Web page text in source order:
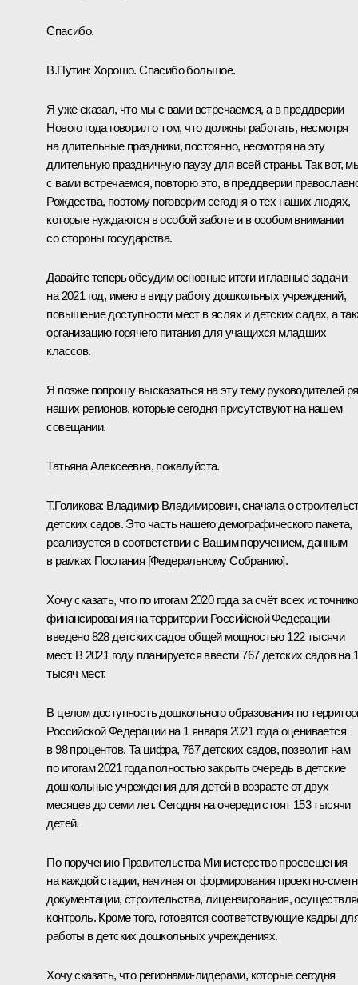
Спасибо.
В.Путин: Хорошо. Спасибо большое.
Я уже сказал, что мы с вами встречаемся, а в преддверии
Нового года говорил о том, что должны работать, несмотря
на длительные праздники, постоянно, несмотря на эту
длительную праздничную паузу для всей страны. Так вот,
с вами встречаемся, повторю это, в преддверии
Рождества, поэтому поговорим сегодня о тех наших людях,
которые нуждаются в особой заботе и в особом внимании
со стороны государства.
Давайте теперь обсудим основные итоги и главные задачи
на 2021 год, имею в виду работу дошкольных учреждений,
повышение доступности мест в яслях и детских садах, а
организацию горячего питания для учащихся младших
классов.
Я позже попрошу высказаться на эту тему руководителей
наших регионов, которые сегодня присутствуют на нашем
совещании.
Татьяна Алексеевна, пожалуйста.
Т.Голикова: Владимир Владимирович, сначала о
детских садов. Это часть нашего демографического пакета,
реализуется в соответствии с Вашим поручением, данным
в рамках Послания [Федеральному Собранию].
Хочу сказать, что по итогам 2020 года за счёт всех
финансирования на территории Российской Федерации
введено 828 детских садов общей мощностью 122 тысячи
мест. В 2021 году планируется ввести 767 детских садов на
тысяч мест.
В целом доступность дошкольного образования по
Российской Федерации на 1 января 2021 года оценивается
в 98 процентов. Та цифра, 767 детских садов, позволит нам
по итогам 2021 года полностью закрыть очередь в детские
дошкольные учреждения для детей в возрасте от двух
месяцев до семи лет. Сегодня на очереди стоят 153 тысячи
детей.
По поручению Правительства Министерство просвещения
на каждой стадии, начиная от формирования проектно-
документации, строительства, лицензирования,
контроль. Кроме того, готовятся соответствующие кадры
работы в детских дошкольных учреждениях.
Хочу сказать, что регионами-лидерами, которые сегодня